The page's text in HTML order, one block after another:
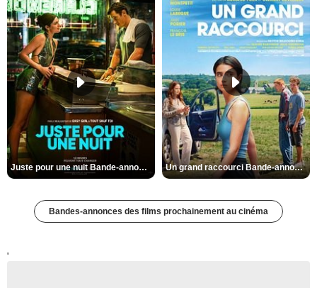
Juste pour une nuit Bande-annonce VO STFR Un grand raccourci Bande-annonce VF
Bandes-annonces des films prochainement au cinéma
'